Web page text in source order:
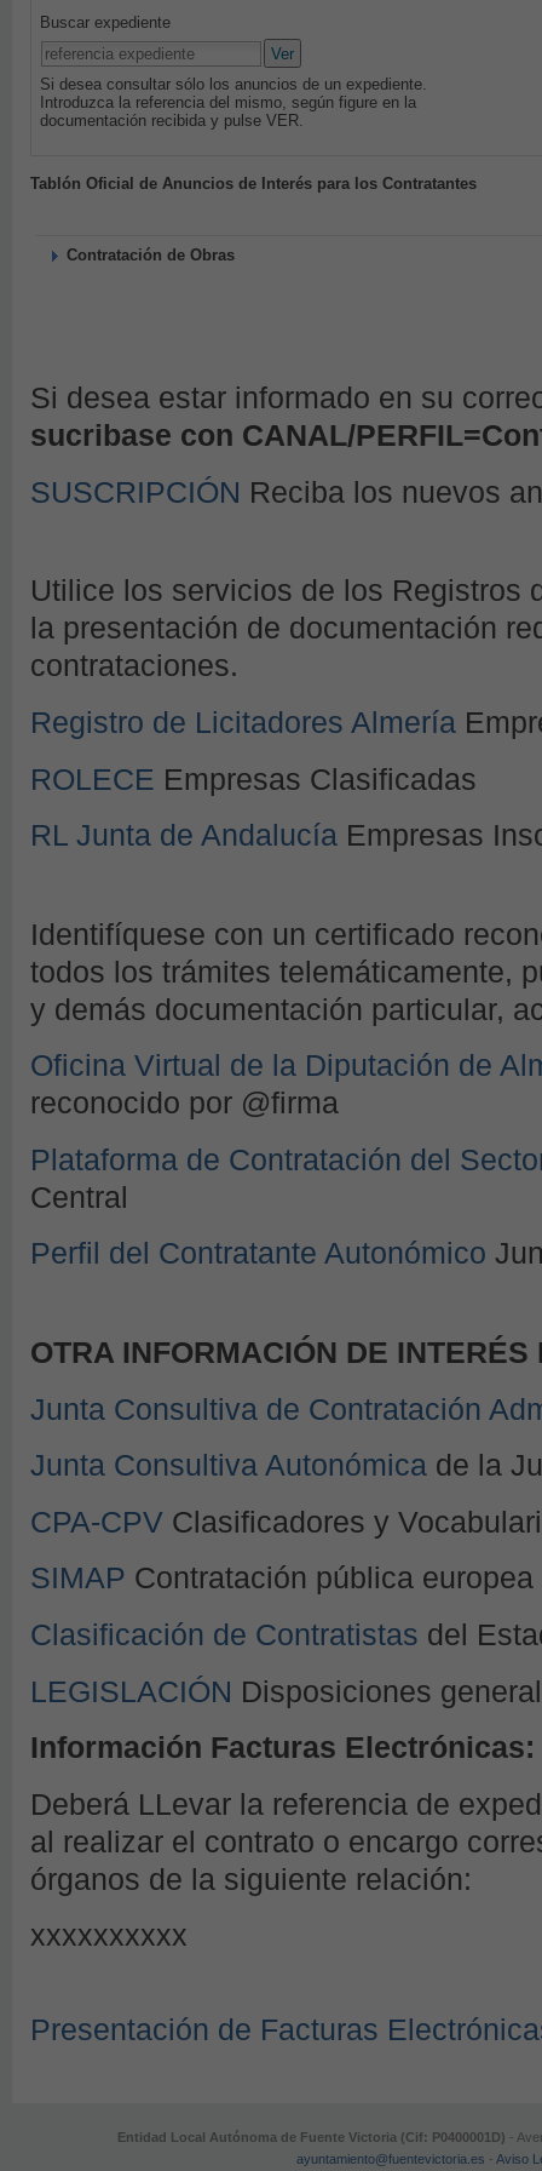
Buscar expediente
Ver
Si desea consultar sólo los anuncios de un expediente.
Introduzca la referencia del mismo, según figure en la
documentación recibida y pulse VER.
Tablón Oficial de Anuncios de Interés para los Contratantes
Contratación de Obras
Si desea estar informado en su
sucribase con CANAL/
SUSCRIPCIÓN Reciba los nuevos
Utilice los servicios de los Registros
la presentación de documentación
contrataciones.
Registro de Licitadores Almería
ROLECE Empresas Clasificadas
RL Junta de Andalucía Empresas
Identifíquese con un certificado
todos los trámites telemáticamente,
y demás documentación particular,
Oficina Virtual de la Diputación de
reconocido por @firma
Plataforma de Contratación del
Central
Perfil del Contratante Autonómico
OTRA INFORMACIÓN DE
Junta Consultiva de Contratación
Junta Consultiva Autonómica de la
CPA-CPV Clasificadores y
SIMAP Contratación pública europea
Clasificación de Contratistas del
LEGISLACIÓN Disposiciones
Información Facturas Electrónicas:
Deberá LLevar la referencia de
al realizar el contrato o encargo
órganos de la siguiente relación:
xxxxxxxxxx
Presentación de Facturas
Entidad Local Autónoma de Fuente Victoria (Cif: P0400001D) -
ayuntamiento@fuentevictoria.es - Aviso